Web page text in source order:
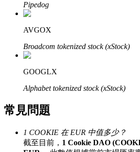
合夥人計劃
Bitrue渠道合伙人
Pipedog
AVGOX
Broadcom tokenized stock (xStock)
GOOGLX
Alphabet tokenized stock (xStock)
常見問題
1 COOKIE 在 EUR 中值多少？
截至目前， 1 Cookie DAO